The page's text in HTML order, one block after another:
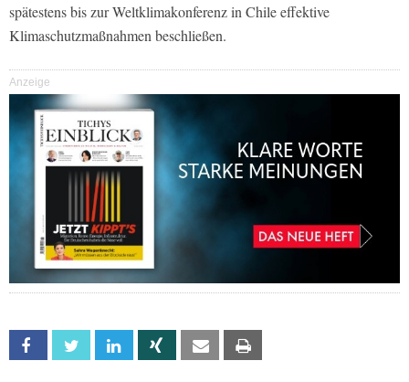
spätestens bis zur Weltklimakonferenz in Chile effektive
Klimaschutzmaßnahmen beschließen.
Anzeige
Facebook Twitter Linkedin Xing Email